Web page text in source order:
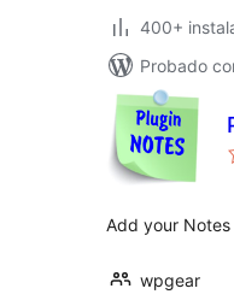
400+
Probado
Add your
wpgear